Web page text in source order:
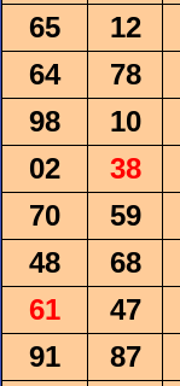
65
12
64
78
98
10
02
38
70
59
48
68
61
47
91
87